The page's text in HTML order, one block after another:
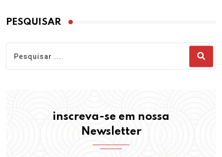
PESQUISAR
inscreva-se em nossa
Newsletter